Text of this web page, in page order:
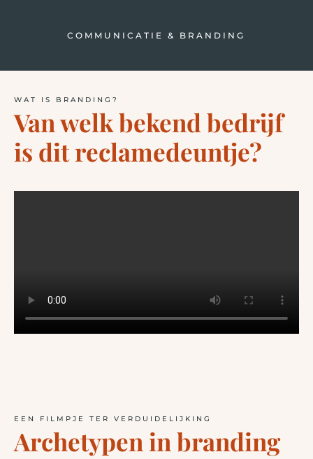
COMMUNICATIE & BRANDING
WAT IS BRANDING?
Van welk bekend bedrijf
is dit reclamedeuntje?
EEN FILMPJE TER VERDUIDELIJKING
Archetypen in branding